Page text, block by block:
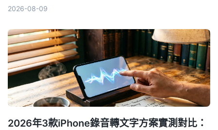
解析，幫你找到最適合的手機錄音轉文字方案。
2026-08-09
2026年3款iPhone錄音轉文字方案實測對比：